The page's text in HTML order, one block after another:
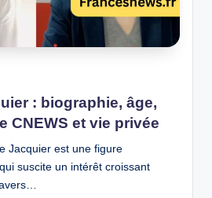
: biographie, âge,
CNEWS et vie privée
Jacquier est une figure
suscite un intérêt croissant